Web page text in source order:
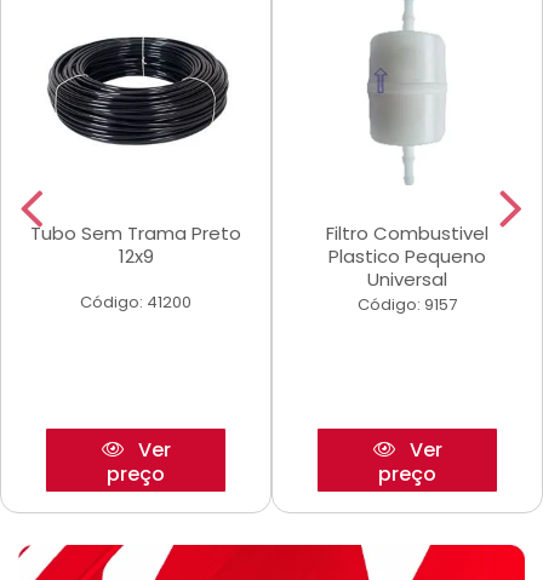
Tubo Sem Trama Preto
12x9
Código: 41200
Ver
preço
Filtro Combustivel
Plastico Pequeno
Universal
Código: 9157
Ver
preço